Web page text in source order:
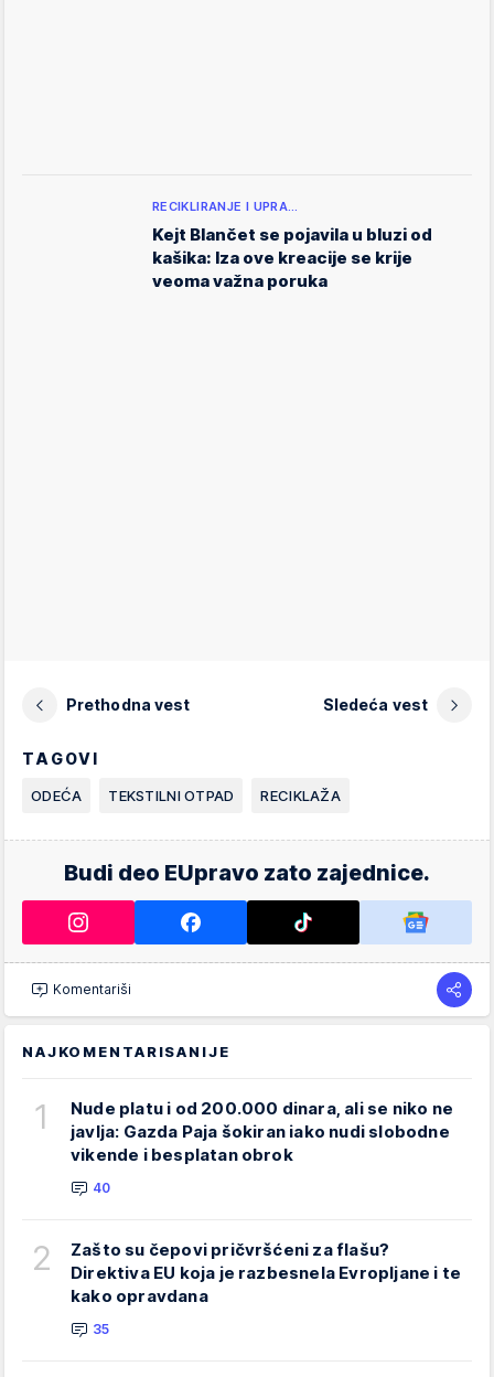
RECIKLIRANJE I UPRA…
Kejt Blančet se pojavila u bluzi od
kašika: Iza ove kreacije se krije
veoma važna poruka
Prethodna vest Sledeća vest
TAGOVI
ODEĆA TEKSTILNI OTPAD RECIKLAŽA
Budi deo EUpravo zato zajednice.
Komentariši
NAJKOMENTARISANIJE
1
Nude platu i od 200.000 dinara, ali se niko ne
javlja: Gazda Paja šokiran iako nudi slobodne
vikende i besplatan obrok
40
2
Zašto su čepovi pričvršćeni za flašu?
Direktiva EU koja je razbesnela Evropljane i te
kako opravdana
35